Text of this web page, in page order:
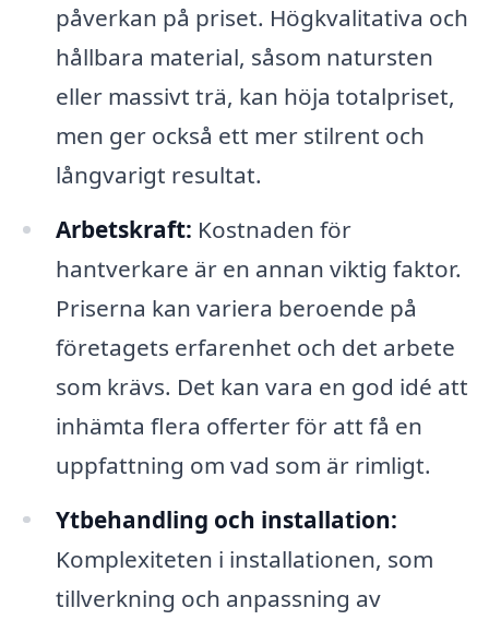
påverkan på priset. Högkvalitativa och
hållbara material, såsom natursten
eller massivt trä, kan höja totalpriset,
men ger också ett mer stilrent och
långvarigt resultat.
Arbetskraft: Kostnaden för
hantverkare är en annan viktig faktor.
Priserna kan variera beroende på
företagets erfarenhet och det arbete
som krävs. Det kan vara en god idé att
inhämta flera offerter för att få en
uppfattning om vad som är rimligt.
Ytbehandling och installation:
Komplexiteten i installationen, som
tillverkning och anpassning av